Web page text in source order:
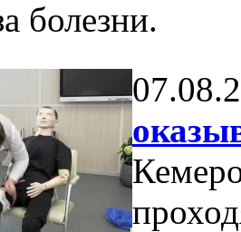
болезни.